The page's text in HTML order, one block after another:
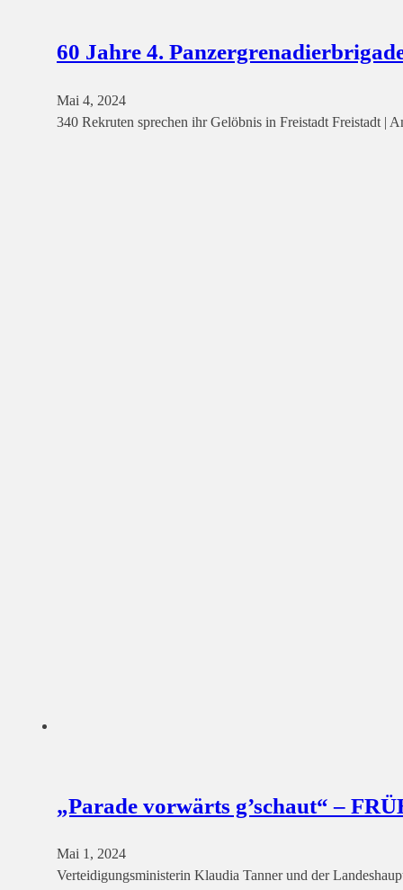
60 Jahre 4.
Mai 4, 2024
340 Rekruten sprechen ihr Gelöbnis in Freistadt Freistadt |
„Parade vorwärts g’schaut“ –
Mai 1, 2024
Verteidigungsministerin Klaudia Tanner und der